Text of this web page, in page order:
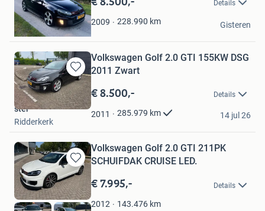
Favorieten
Details
2009 228.990 km
gtb.
Sintjohannesga
Gisteren
Bewaren
in
Mijn
Favorieten
Volkswagen Golf 2.0 GTI 155KW DSG
2011 Zwart
€ 8.500,- Details
2011 285.979 km
ster
Ridderkerk
14 jul 26
Bewaren
in
Mijn
Favorieten
Volkswagen Golf 2.0 GTI 211PK
SCHUIFDAK CRUISE LED.
€ 7.995,- Details
2012 143.476 km